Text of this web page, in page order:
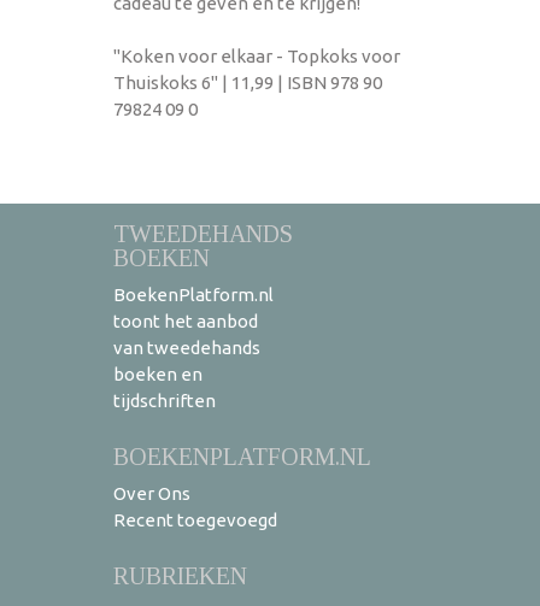
"Koken voor elkaar - Topkoks voor
Thuiskoks 6" | 11,99 | ISBN 978 90
79824 09 0
TWEEDEHANDS
BOEKEN
BoekenPlatform.nl
toont het aanbod
van tweedehands
boeken en
tijdschriften
BOEKENPLATFORM.NL
Over Ons
Recent toegevoegd
RUBRIEKEN